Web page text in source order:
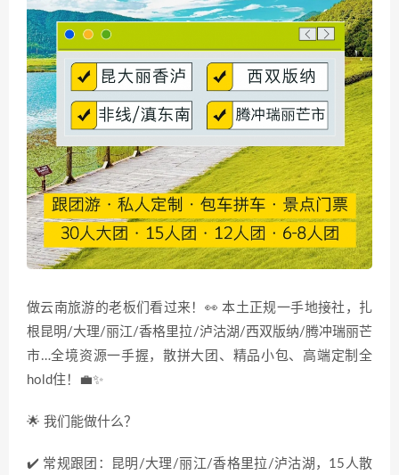
做云南旅游的老板们看过来！👀 本土正规一手地接社，扎
根昆明/大理/丽江/香格里拉/泸沽湖/西双版纳/腾冲瑞丽芒
市…全境资源一手握，散拼大团、精品小包、高端定制全
hold住！💼✨
🌟 我们能做什么？
✔️ 常规跟团：昆明/大理/丽江/香格里拉/泸沽湖，15人散